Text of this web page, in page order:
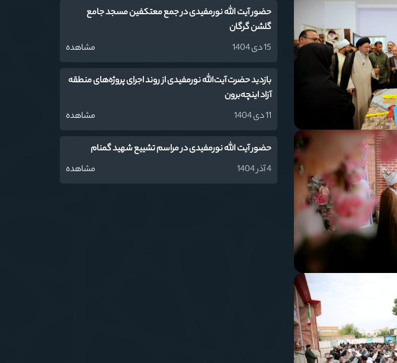
حضور آیت الله نورمفیدی در جمع معتکفین مسجد جامع
گلشن گرگان
15 دی 1404
مشاهده
بازدید حضرت آیت‌الله نورمفیدی از روند اجرای پروژه‌های منطقه
آزاد اینچه‌برون
11 دی 1404
مشاهده
حضور آیت الله نورمفیدی در مراسم تشییع شهید گمنام
4 آذر 1404
مشاهده